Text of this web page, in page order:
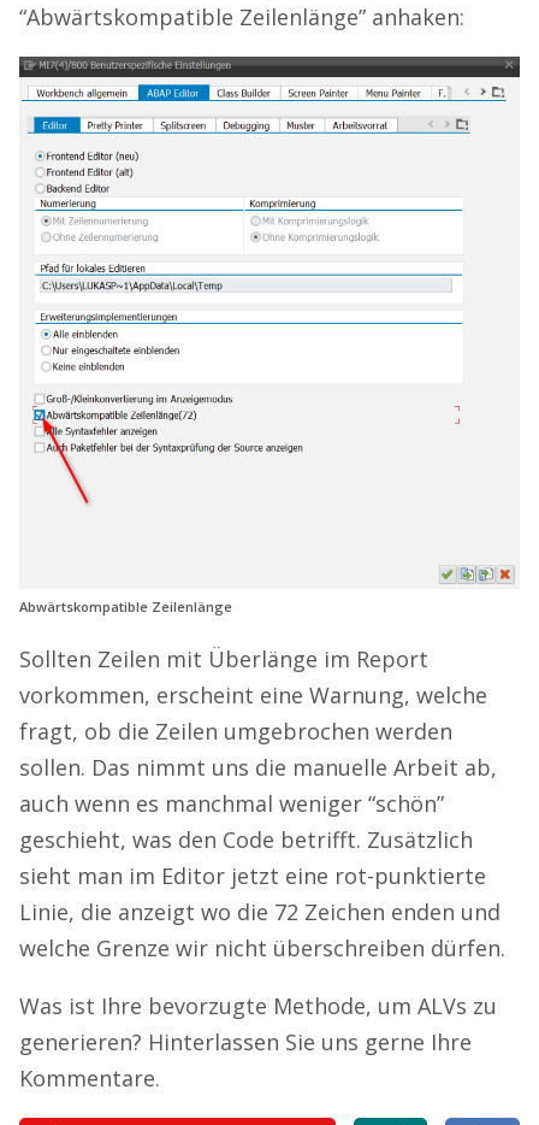
“Abwärtskompatible Zeilenlänge” anhaken:
Abwärtskompatible Zeilenlänge
Sollten Zeilen mit Überlänge im Report
vorkommen, erscheint eine Warnung, welche
fragt, ob die Zeilen umgebrochen werden
sollen. Das nimmt uns die manuelle Arbeit ab,
auch wenn es manchmal weniger “schön”
geschieht, was den Code betrifft. Zusätzlich
sieht man im Editor jetzt eine rot-punktierte
Linie, die anzeigt wo die 72 Zeichen enden und
welche Grenze wir nicht überschreiben dürfen.
Was ist Ihre bevorzugte Methode, um ALVs zu
generieren? Hinterlassen Sie uns gerne Ihre
Kommentare.